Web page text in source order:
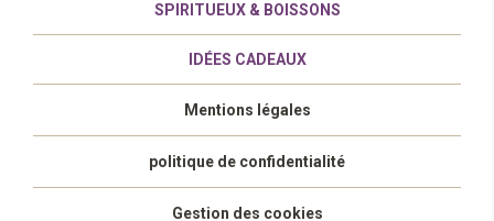
SPIRITUEUX & BOISSONS
IDÉES CADEAUX
Mentions légales
politique de confidentialité
Gestion des cookies